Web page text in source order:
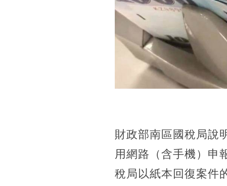
財政部南區國稅局說
用網路（含手機）申
稅局以紙本回復案件